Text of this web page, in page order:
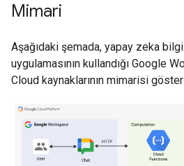
Mimari
Aşağıdaki şemada, yapay zeka
uygulamasının kullandığı Google
Cloud kaynaklarının mimarisi